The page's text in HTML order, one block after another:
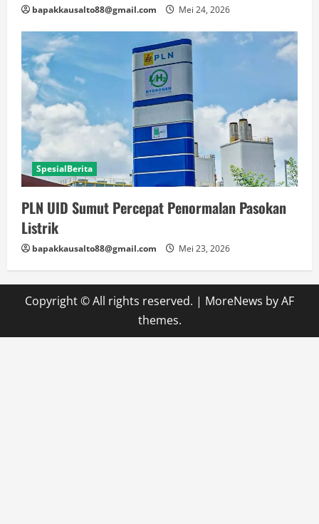
bapakkausalto88@gmail.com Mei 24, 2026
SpesialBerita
PLN UID Sumut Percepat Penormalan Pasokan
Listrik
bapakkausalto88@gmail.com Mei 23, 2026
Copyright © All rights reserved. | MoreNews by AF
themes.